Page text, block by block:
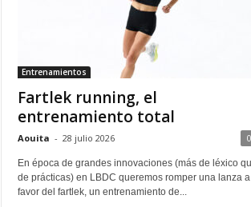
Entrenamientos
Fartlek running, el
entrenamiento total
Aouita - 28 julio 2026 0
En época de grandes innovaciones (más de léxico
de prácticas) en LBDC queremos romper una lanza a
favor del fartlek, un entrenamiento de...